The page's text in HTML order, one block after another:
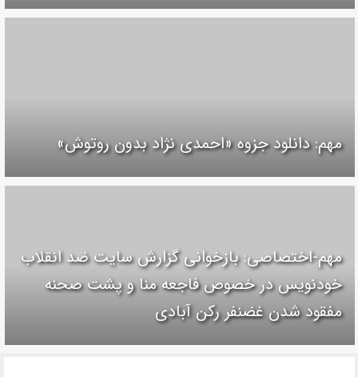
مهم: دانلود جزوه «احمدی نژاد بدون روتوش»
مهم-اختصاصی: بازخوانی گزارش سایت ضد انقلاب
خودنویس در خصوص فاجعه منا و پشت صحنه
مفقود شدن غضنفر رکن آبادی